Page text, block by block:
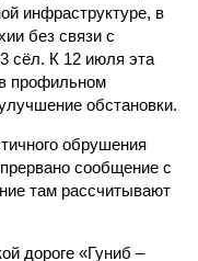
инфраструктуре, в
без связи с
сёл. К 12 июля эта
профильном
обстановки.
обрушения
сообщение с
там рассчитывают
дороге «Гуниб –